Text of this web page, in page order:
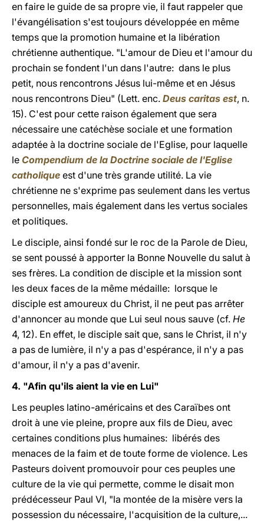
en faire le guide de sa propre vie, il faut rappeler que
l'évangélisation s'est toujours développée en même
temps que la promotion humaine et la libération
chrétienne authentique. "L'amour de Dieu et l'amour du
prochain se fondent l'un dans l'autre: dans le plus
petit, nous rencontrons Jésus lui-même et en Jésus
nous rencontrons Dieu" (Lett. enc. Deus caritas est, n.
15). C'est pour cette raison également que sera
nécessaire une catéchèse sociale et une formation
adaptée à la doctrine sociale de l'Eglise, pour laquelle
le Compendium de la Doctrine sociale de l'Eglise
catholique est d'une très grande utilité. La vie
chrétienne ne s'exprime pas seulement dans les vertus
personnelles, mais également dans les vertus sociales
et politiques.
Le disciple, ainsi fondé sur le roc de la Parole de Dieu,
se sent poussé à apporter la Bonne Nouvelle du salut à
ses frères. La condition de disciple et la mission sont
les deux faces de la même médaille: lorsque le
disciple est amoureux du Christ, il ne peut pas arrêter
d'annoncer au monde que Lui seul nous sauve (cf. He
4, 12). En effet, le disciple sait que, sans le Christ, il n'y
a pas de lumière, il n'y a pas d'espérance, il n'y a pas
d'amour, il n'y a pas d'avenir.
4. "Afin qu'ils aient la vie en Lui"
Les peuples latino-américains et des Caraïbes ont
droit à une vie pleine, propre aux fils de Dieu, avec
certaines conditions plus humaines: libérés des
menaces de la faim et de toute forme de violence. Les
Pasteurs doivent promouvoir pour ces peuples une
culture de la vie qui permette, comme le disait mon
prédécesseur Paul VI, "la montée de la misère vers la
possession du nécessaire, l'acquisition de la culture,...